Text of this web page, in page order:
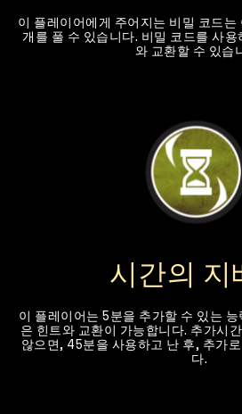
이 플레이어에게 주어지는 비밀 코드는
개를 풀 수 있습니다. 비밀 코드를 사
와 교환할 수 있습
시간의 지
이 플레이어는 5분을 추가할 수 있는
은 힌트와 교환이 가능합니다. 추가시
않으면, 45분을 사용하고 난 후, 추가
다.